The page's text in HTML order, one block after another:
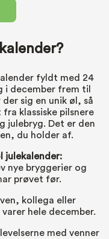
fyldt med 24
i december frem til
sig en unik øl, så
klassiske pilsnere
julebryg. Det er den
du holder af.
julekalender:
nye bryggerier og
prøvet før.
kollega eller
hele december.
med venner